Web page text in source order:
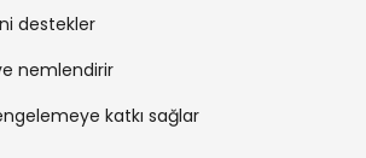
destekler
nemlendirir
katkı sağlar